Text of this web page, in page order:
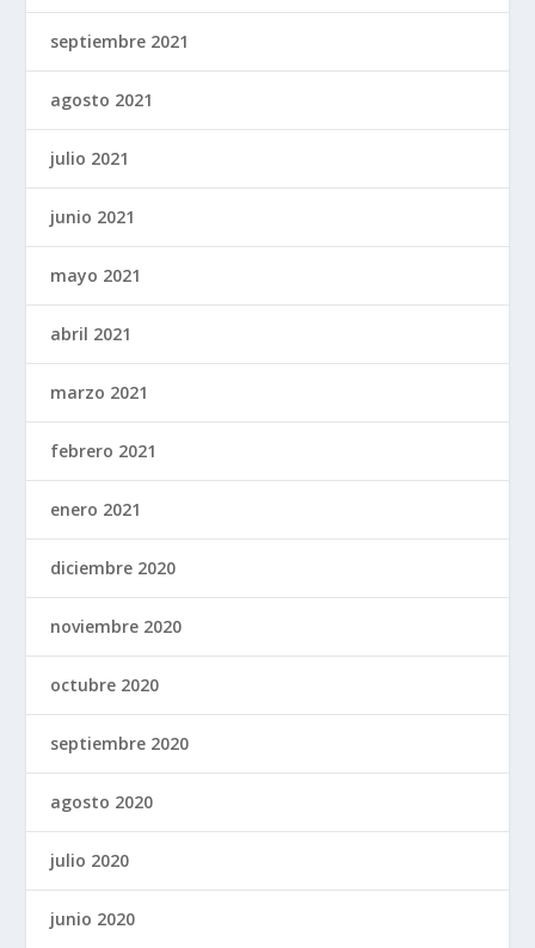
septiembre 2021
agosto 2021
julio 2021
junio 2021
mayo 2021
abril 2021
marzo 2021
febrero 2021
enero 2021
diciembre 2020
noviembre 2020
octubre 2020
septiembre 2020
agosto 2020
julio 2020
junio 2020